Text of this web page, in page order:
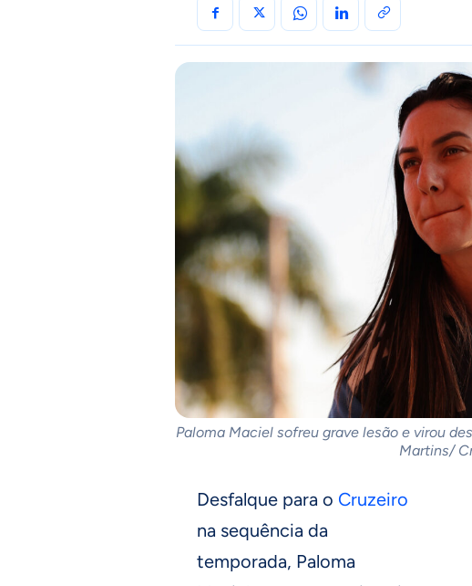
Paloma Maciel sofreu grave lesão e virou
Martins/
Desfalque para o Cruzeiro
na sequência da
temporada, Paloma